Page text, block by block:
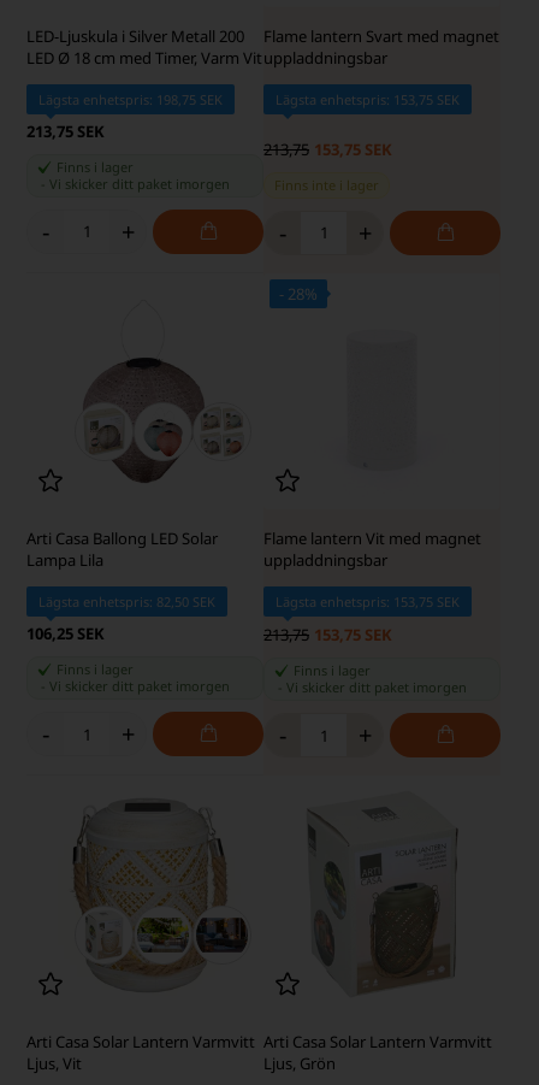
LED-Ljuskula i Silver Metall 200
LED Ø 18 cm med Timer, Varm Vit
Lägsta enhetspris: 198,75 SEK
213,75 SEK
Finns i lager
-Vi skicker ditt paket imorgen
- +
Flame lantern Svart med magnet
uppladdningsbar
Lägsta enhetspris: 153,75 SEK
213,75 153,75 SEK
Finns inte i lager
- +
Arti Casa Ballong LED Solar
Lampa Lila
Lägsta enhetspris: 82,50 SEK
106,25 SEK
Finns i lager
-Vi skicker ditt paket imorgen
- +
- 28%
Flame lantern Vit med magnet
uppladdningsbar
Lägsta enhetspris: 153,75 SEK
213,75 153,75 SEK
Finns i lager
Vi skicker ditt paket imorgen
- +
Arti Casa Solar Lantern Varmvitt
Ljus, Vit
Arti Casa Solar Lantern Varmvitt
Ljus, Grön